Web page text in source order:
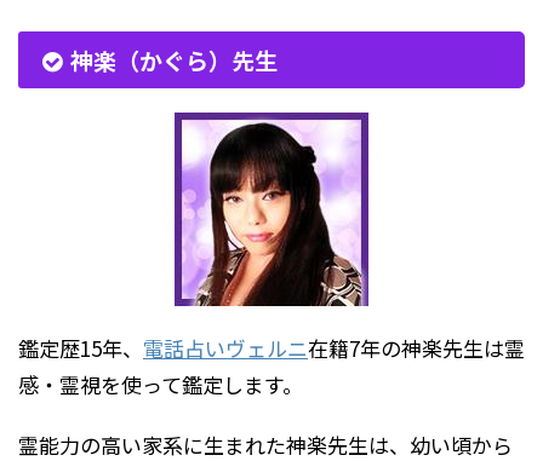
神楽（かぐら）先生
鑑定歴15年、 電話占いヴェルニ在籍7年の神楽先生は霊
感・霊視を使って鑑定します。
霊能力の高い家系に生まれた神楽先生は、幼い頃から